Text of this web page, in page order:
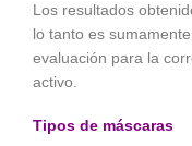
Los resultados
lo tanto es
evaluación para la
activo.
Tipos de máscaras